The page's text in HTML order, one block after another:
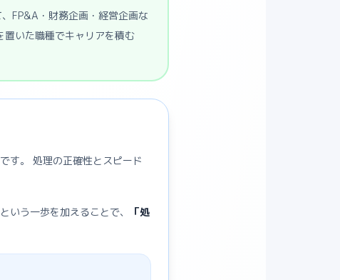
FP&A・財務企画・経営企画な
置いた職種でキャリアを積む
です。 処理の正確性とスピード
う一歩を加えることで、
「処